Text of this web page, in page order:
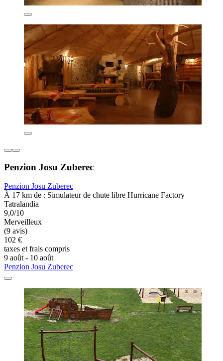
Penzion Josu Zuberec
Penzion Josu Zuberec
À 17 km de : Simulateur de chute libre Hurricane Factory
Tatralandia
9,0/10
Merveilleux
(9 avis)
102 €
taxes et frais compris
9 août - 10 août
Penzion Josu Zuberec